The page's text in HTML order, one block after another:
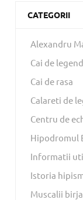
CATEGORII
Alexandru
Cai de
Cai de rasa
Calareti de
Centru de
Hipodromul
Informatii
Istoria
Muscalii